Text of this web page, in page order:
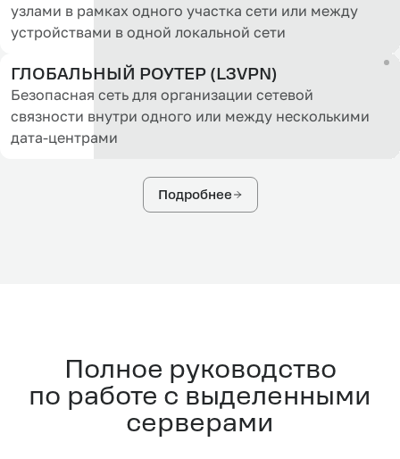
узлами в рамках одного участка сети или между
устройствами в одной локальной сети
ГЛОБАЛЬНЫЙ РОУТЕР (L3VPN)
Безопасная сеть для организации сетевой
связности внутри одного или между несколькими
дата-центрами
Подробнее
Полное руководство
по работе с выделенными
серверами